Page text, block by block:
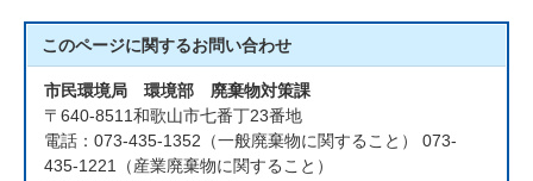
このページに関するお問い合わせ
市民環境局 環境部 廃棄物対策課
〒640-8511和歌山市七番丁23番地
電話：073-435-1352（一般廃棄物に関すること） 073-
435-1221（産業廃棄物に関すること）